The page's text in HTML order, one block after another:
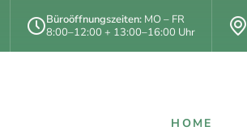
Büroöffnungszeiten: MO – FR
8:00–12:00 + 13:00–16:00 Uhr
HOME